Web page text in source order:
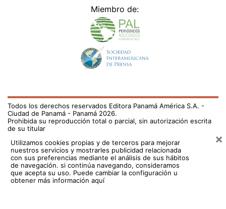
Miembro de:
Todos los derechos reservados Editora Panamá América S.A. -
Ciudad de Panamá - Panamá 2026.
Prohibida su reproducción total o parcial, sin autorización escrita
de su titular
Utilizamos cookies propias y de terceros para mejorar
nuestros servicios y mostrarles publicidad relacionada
con sus preferencias mediante el análisis de sus hábitos
de navegación. si continúa navegando, consideramos
que acepta su uso. Puede cambiar la configuración u
obtener más información aquí
×